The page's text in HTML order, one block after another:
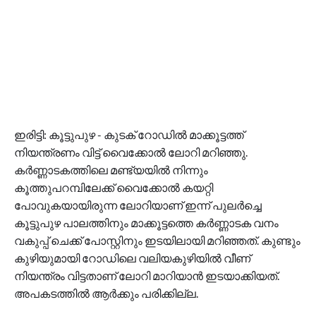
ഇരിട്ടി: കൂട്ടുപുഴ - കുടക് റോഡിൽ മാക്കൂട്ടത്ത്
നിയന്ത്രണം വിട്ട് വൈക്കോൽ ലോറി മറിഞ്ഞു.
കർണ്ണാടകത്തിലെ മണ്ട്യയിൽ നിന്നും
കൂത്തുപറമ്പിലേക്ക് വൈക്കോൽ കയറ്റി
പോവുകയായിരുന്ന ലോറിയാണ് ഇന്ന് പുലർച്ചെ
കൂട്ടുപുഴ പാലത്തിനും മാക്കൂട്ടത്തെ കർണ്ണാടക വനം
വകുപ്പ് ചെക്ക് പോസ്റ്റിനും ഇടയിലായി മറിഞ്ഞത്. കുണ്ടും
കുഴിയുമായി റോഡിലെ വലിയകുഴിയിൽ വീണ്
നിയന്ത്രം വിട്ടതാണ് ലോറി മാറിയാൻ ഇടയാക്കിയത്.
അപകടത്തിൽ ആർക്കും പരിക്കില്ല.